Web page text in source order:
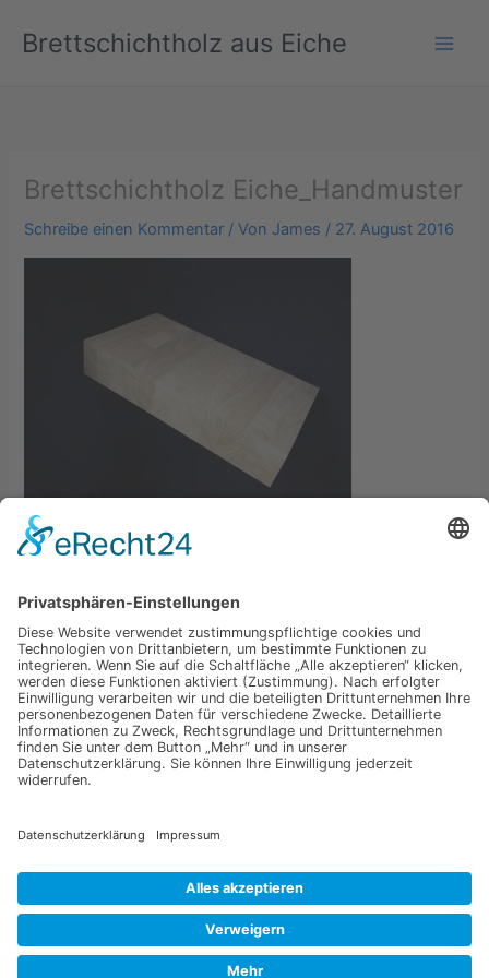
InhaltBrettschichtholz aus Eiche
Brettschichtholz Eiche_Handmuster
Schreibe einen Kommentar / Von James / 27. August 2016
Schreibe einen Kommentar
Du musstangemeldetsein, um einen Kommentar
abzugeben.
Copyright © 2026 Brettschichtholz aus Eiche | Präsentiert von
Astra-WordPress-Theme